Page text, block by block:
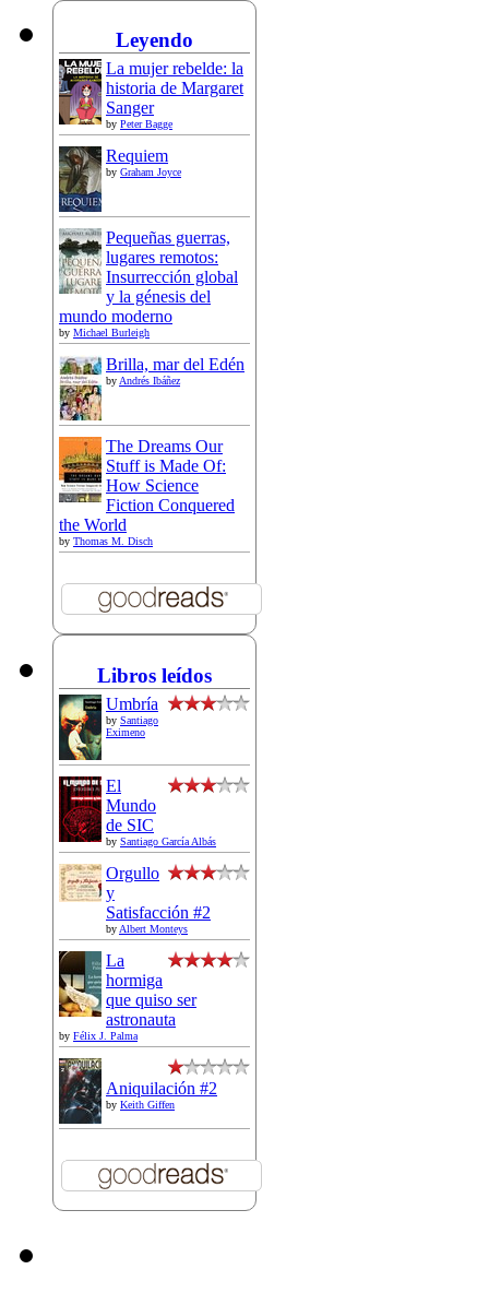
Leyendo
La mujer rebelde: la
historia de Margaret
Sanger
by Peter Bagge
Requiem
by Graham Joyce
Pequeñas guerras,
lugares remotos:
Insurrección global
y la génesis del
mundo moderno
by Michael Burleigh
Brilla, mar del Edén
byAndrés Ibáñez
The Dreams Our
Stuff is Made Of:
How Science
Fiction Conquered
the World
by Thomas M. Disch
Libros leídos
Umbría
by Santiago
Eximeno
El
Mundo
de SIC
by Santiago García Albás
Orgullo
y
Satisfacción #2
byAlbert Monteys
La
hormiga
que quiso ser
astronauta
by Félix J. Palma
Aniquilación #2
by Keith Giffen